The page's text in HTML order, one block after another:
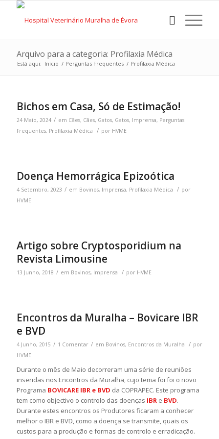
Arquivo para a categoria: Profilaxia Médica
Está aqui: Início / Perguntas Frequentes / Profilaxia Médica
Bichos em Casa, Só de Estimação!
24 Maio, 2024 / em Cães, Cães, Gatos, Gatos, Imprensa, Perguntas
Frequentes, Profilaxia Médica / por HVME
Doença Hemorrágica Epizoótica
4 Setembro, 2023 / em Bovinos, Imprensa, Profilaxia Médica / por
HVME
Artigo sobre Cryptosporidium na
Revista Limousine
13 Junho, 2018 / em Bovinos, Imprensa / por HVME
Encontros da Muralha – Bovicare IBR
e BVD
4 Junho, 2015 / 1 Comentar / em Bovinos, Encontros da Muralha / por
HVME
Durante o mês de Maio decorreram uma série de reuniões
inseridas nos Encontros da Muralha, cujo tema foi foi o novo
Programa BOVICARE IBR e BVD da COPRAPEC. Este programa
tem como objectivo o controlo das doenças IBRe BVD.
Durante estes encontros os Produtores ficaram a conhecer
melhor o IBR e BVD, como a doença se transmite, quais os
custos para a produção e formas de controlo e erradicação.